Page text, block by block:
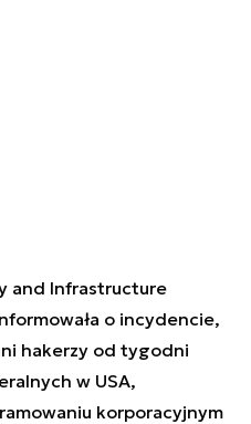
and Infrastructure
o incydencie,
hakerzy od tygodni
w USA,
korporacyjnym